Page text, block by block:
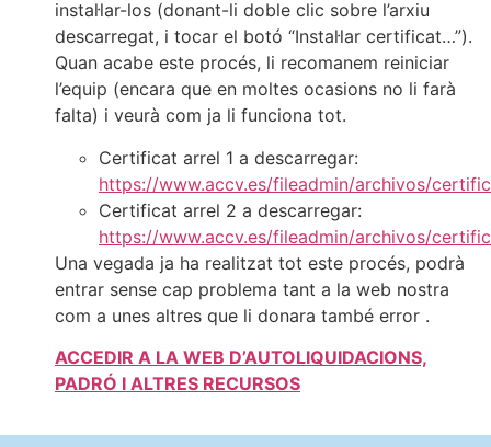
instal·lar-los (donant-li doble clic sobre l’arxiu
descarregat, i tocar el botó “Instal·lar certificat…”).
Quan acabe este procés, li recomanem reiniciar
l’equip (encara que en moltes ocasions no li farà
falta) i veurà com ja li funciona tot.
Certificat arrel 1 a descarregar:
https://www.accv.es/fileadmin/archivos/
Certificat arrel 2 a descarregar:
https://www.accv.es/fileadmin/archivos/
Una vegada ja ha realitzat tot este procés, podrà
entrar sense cap problema tant a la web nostra
com a unes altres que li donara també error .
ACCEDIR A LA WEB D’AUTOLIQUIDACIONS,
PADRÓ I ALTRES RECURSOS